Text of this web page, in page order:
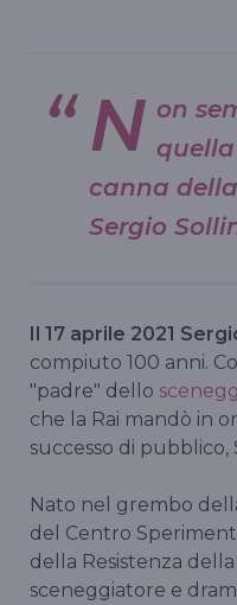
N on
canna
Sergio
Il 17 aprile 2021
compiuto 100 anni.
"padre" dello
che la Rai mandò in
successo di
Nato nel grembo
del Centro
della Resistenza
sceneggiatore e